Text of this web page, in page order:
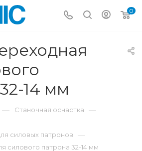
0
14 мм
— Станочная оснастка —
силовых патронов —
силового патрона 32-14 мм